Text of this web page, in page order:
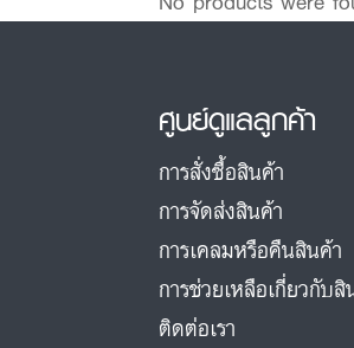
ศูนย์ดูแลลูกค้า
การสั่งซื้อสินค้า
การจัดส่งสินค้า
การเคลมหรือคืนสินค้า
การช่วยเหลือเกี่ยวกับ
ติดต่อเรา